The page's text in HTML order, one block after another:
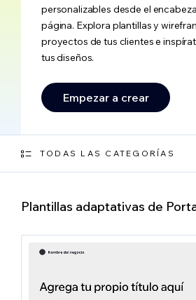
personalizables desde el
página. Explora plantillas y
proyectos de tus clientes e
tus diseños.
Empezar a crear
TODAS LAS CATEGORÍAS
Plantillas adaptativas de